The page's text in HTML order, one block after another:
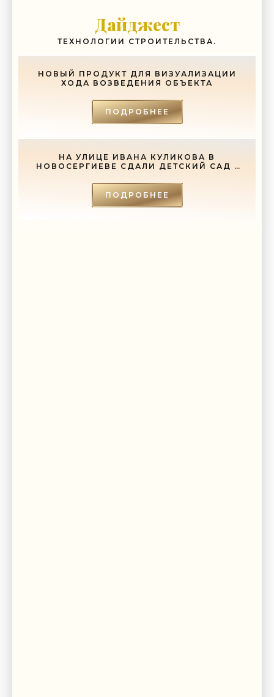
-- Самое большое богатство — это ум. Самая большая нищета —
глупость. Из всех страхов самый пугающий — самолюбование.
дал.
Дайджест
ТЕХНОЛОГИИ СТРОИТЕЛЬСТВА.
НОВЫЙ ПРОДУКТ ДЛЯ ВИЗУАЛИЗАЦИИ
ХОДА ВОЗВЕДЕНИЯ ОБЪЕКТА
ПОДРОБНЕЕ
НА УЛИЦЕ ИВАНА КУЛИКОВА В
НОВОСЕРГИЕВЕ СДАЛИ ДЕТСКИЙ САД -
ПОДРОБНЕЕ